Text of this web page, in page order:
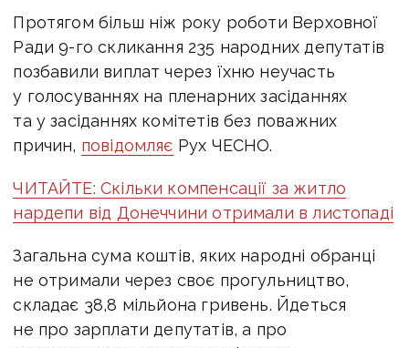
Протягом більш ніж року роботи Верховної
Ради 9-го скликання 235 народних депутатів
позбавили виплат через їхню неучасть
у голосуваннях на пленарних засіданнях
та у засіданнях комітетів без поважних
причин, повідомляє Рух ЧЕСНО.
ЧИТАЙТЕ: Скільки компенсації за житло
нардепи від Донеччини отримали в листопаді
Загальна сума коштів, яких народні обранці
не отримали через своє прогульництво,
складає 38,8 мільйона гривень. Йдеться
не про зарплати депутатів, а про